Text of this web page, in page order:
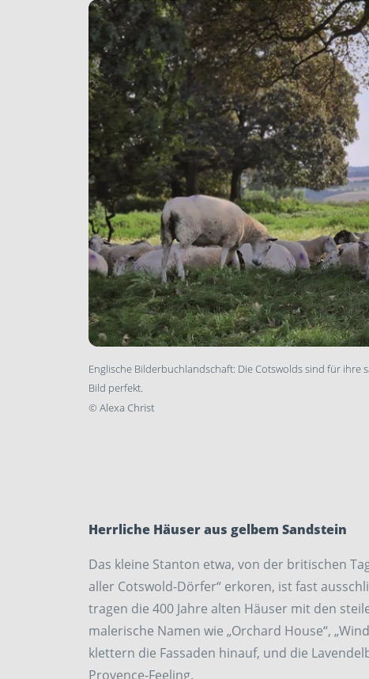
Englische Bilderbuchlandschaft: Die Cotswolds sind für ihre
Bild perfekt.
© Alexa Christ
Herrliche Häuser aus gelbem Sandstein
Das kleine Stanton etwa, von der britischen
aller Cotswold-Dörfer“ erkoren, ist fast
tragen die 400 Jahre alten Häuser mit den
malerische Namen wie „Orchard House“,
klettern die Fassaden hinauf, und die
Provence-Feeling.